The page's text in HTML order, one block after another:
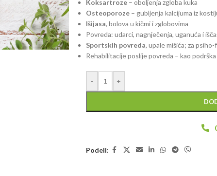
Koksartroze– oboljenja zgloba kuka
Osteoporoze– gubljenja kalcijuma iz
Išijasa, bolova u kičmi i zglobovima
Povreda: udarci, nagnječenja, uganuća i
Sportskih povreda, upale mišića; za
Rehabilitacije poslije povreda – kao
- +
Podeli: